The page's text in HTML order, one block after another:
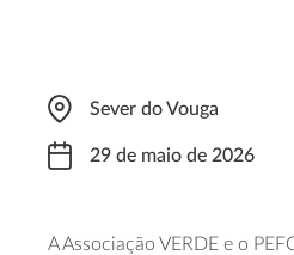
Sever do Vouga
29 de maio de 2026
A Associação VERDE e o